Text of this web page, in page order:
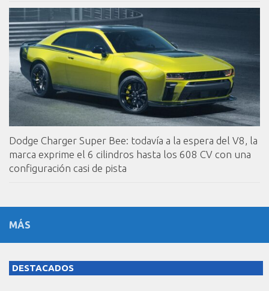
Dodge Charger Super Bee: todavía a la espera del V8, la
marca exprime el 6 cilindros hasta los 608 CV con una
configuración casi de pista
MÁS
DESTACADOS